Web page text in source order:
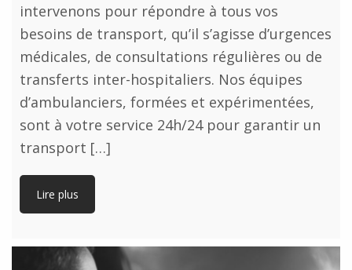
intervenons pour répondre à tous vos
besoins de transport, qu’il s’agisse d’urgences
médicales, de consultations régulières ou de
transferts inter-hospitaliers. Nos équipes
d’ambulanciers, formées et expérimentées,
sont à votre service 24h/24 pour garantir un
transport […]
Lire plus